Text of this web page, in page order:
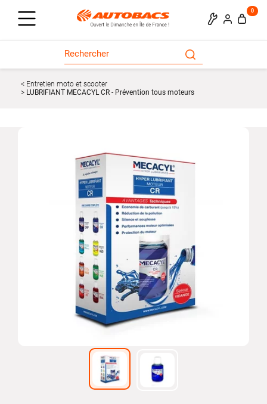
0
Entretien moto et scooter
LUBRIFIANT MECACYL CR - Prévention tous moteurs